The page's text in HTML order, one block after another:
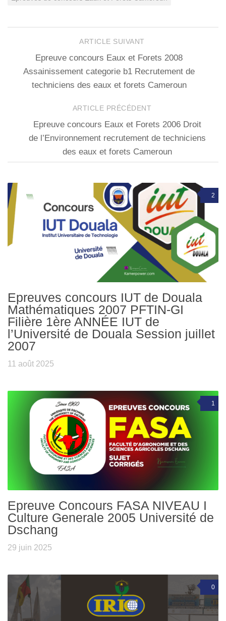
ARTICLE SUIVANT
Epreuve concours Eaux et Forets 2008
Assainissement categorie b1 Recrutement de
techniciens des eaux et forets Cameroun
ARTICLE PRÉCÉDENT
Epreuve concours Eaux et Forets 2006 Droit
de l’Environnement recrutement de techniciens
des eaux et forets Cameroun
2
Epreuves concours IUT de Douala
Mathématiques 2007 PFTIN-GI
Filière 1ère ANNÉE IUT de
l’Université de Douala Session juillet
2007
11 août 2025
1
Epreuve Concours FASA NIVEAU I
Culture Generale 2005 Université de
Dschang
29 juin 2025
0